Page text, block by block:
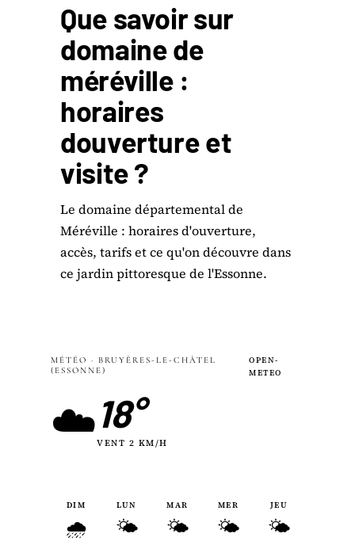
Que savoir sur
domaine de
méréville :
horaires
douverture et
visite ?
Le domaine départemental de
Méréville : horaires d'ouverture,
accès, tarifs et ce qu'on découvre dans
ce jardin pittoresque de l'Essonne.
MÉTÉO · BRUYÈRES-LE-CHÂTEL
(ESSONNE)
OPEN-
METEO
☁️18°
VENT 2 KM/H
DIM
🌧
LUN
🌤
MAR
🌤
MER
🌤
JEU
🌤